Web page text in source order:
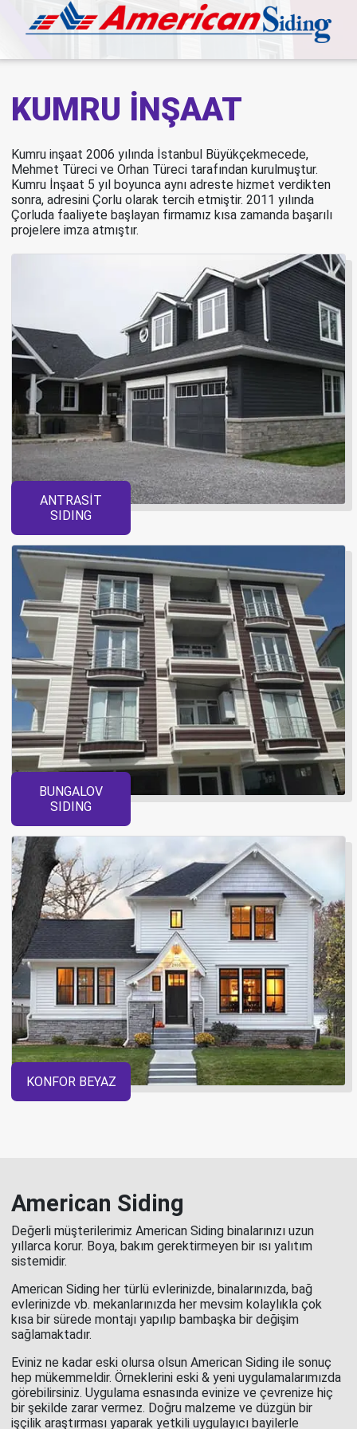
KUMRU İNŞAAT
Kumru inşaat 2006 yılında İstanbul Büyükçekmecede,
Mehmet Türeci ve Orhan Türeci tarafından kurulmuştur.
Kumru İnşaat 5 yıl boyunca aynı adreste hizmet verdikten
sonra, adresini Çorlu olarak tercih etmiştir. 2011 yılında
Çorluda faaliyete başlayan firmamız kısa zamanda başarılı
projelere imza atmıştır.
ANTRASİT
SIDING
BUNGALOV
SIDING
KONFOR BEYAZ
American Siding
Değerli müşterilerimiz American Siding binalarınızı uzun
yıllarca korur. Boya, bakım gerektirmeyen bir ısı yalıtım
sistemidir.
American Siding her türlü evlerinizde, binalarınızda, bağ
evlerinizde vb. mekanlarınızda her mevsim kolaylıkla çok
kısa bir sürede montajı yapılıp bambaşka bir değişim
sağlamaktadır.
Eviniz ne kadar eski olursa olsun American Siding ile sonuç
hep mükemmeldir. Örneklerini eski & yeni uygulamalarımızda
görebilirsiniz. Uygulama esnasında evinize ve çevrenize hiç
bir şekilde zarar vermez. Doğru malzeme ve düzgün bir
işçilik araştırması yaparak yetkili uygulayıcı bayilerle